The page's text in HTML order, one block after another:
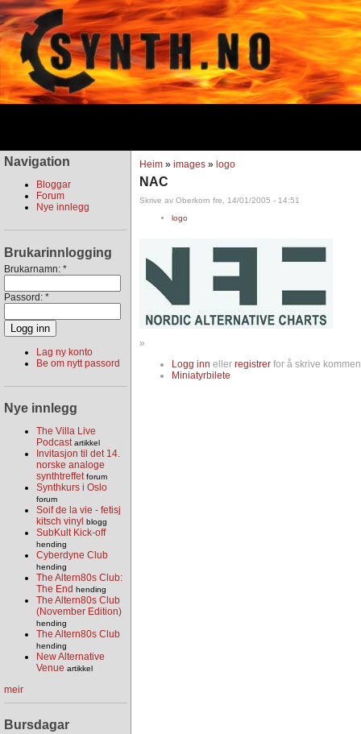
Navigation
Bloggar
Forum
Nye innlegg
Brukarinnlogging
Brukarnamn: *
Passord: *
Lag ny konto
Be om nytt passord
Nye innlegg
The Villa Live
Podcastartikkel
Invitasjon til det 14.
norske analoge
synthtreffet forum
Synthkurs i Oslo
forum
Soif de la vie - fetisj
kitsch vinyl
blogg
SubKult Kick-off
hending
Cyberdyne Club
hending
The Altern80s Club:
The End hending
The Altern80s Club
(November Edition)
hending
The Altern80s Club
hending
New Alternative
Venue artikkel
meir
Bursdagar
Heim » images » logo
NAC
Skrive av Oberkorn fre, 14/01/2005 - 14:51
logo
»
Logg inn eller registrer for å skrive
Miniatyrbilete